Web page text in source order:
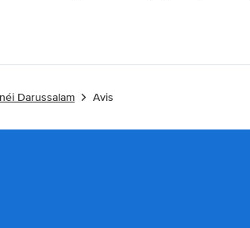
Darussalam Avis